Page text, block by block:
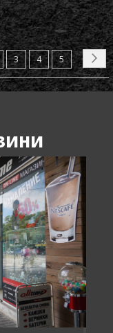
Страница
3 Страница
4 Страница
5